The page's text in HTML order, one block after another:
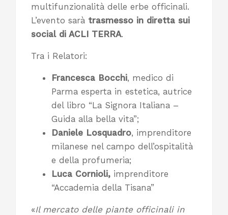
multifunzionalità delle erbe officinali.
L’evento sarà trasmesso in diretta sui
social di ACLI TERRA.
Tra i Relatori:
Francesca Bocchi, medico di
Parma esperta in estetica, autrice
del libro “La Signora Italiana –
Guida alla bella vita”;
Daniele Losquadro, imprenditore
milanese nel campo dell’ospitalità
e della profumeria;
Luca Cornioli, imprenditore
“Accademia della Tisana”
«Il mercato delle piante officinali in